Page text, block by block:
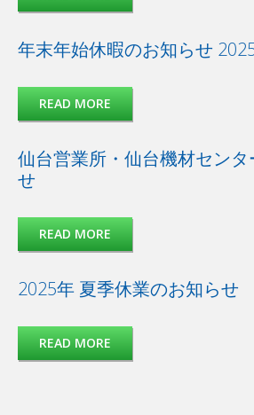
年末年始休暇のお知らせ
READ MORE
仙台営業所・仙台機材センタ
せ
READ MORE
2025年 夏季休業のお知らせ
READ MORE